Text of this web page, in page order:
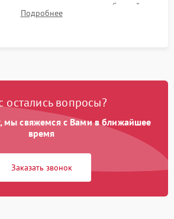
отсутствия излишних вибраций,
стуков и протечек под корпусом.
Подробнее
остались вопросы?
мы свяжемся с Вами в ближайшее
время
Заказать звонок